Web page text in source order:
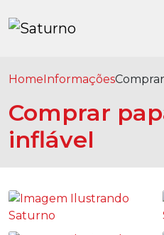
HomeInformações
Comprar
inflável